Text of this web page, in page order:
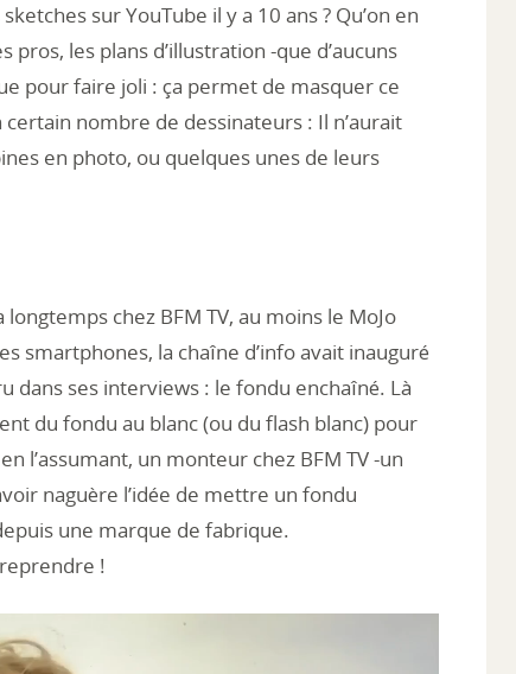
sur YouTube il y a 10 ans ? Qu’on en
les plans d’illustration -que d’aucuns
pour faire joli : ça permet de masquer ce
nombre de dessinateurs : Il n’aurait
en photo, ou quelques unes de leurs
chez BFM TV, au moins le MoJo
smartphones, la chaîne d’info avait inauguré
dans ses interviews : le fondu enchaîné. Là
du fondu au blanc (ou du flash blanc) pour
l’assumant, un monteur chez BFM TV -un
naguère l’idée de mettre un fondu
une marque de fabrique.
!